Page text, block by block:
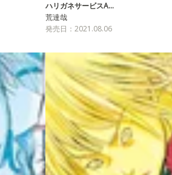
ハリガネサービスA…
荒達哉
発売日：2021.08.06